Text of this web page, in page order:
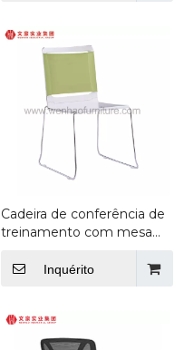
Cadeira de conferência de
treinamento com mesa
de escrita de estrutura de
aço Cadeiras ergonômicas
produtos de espaço de
Inquérito